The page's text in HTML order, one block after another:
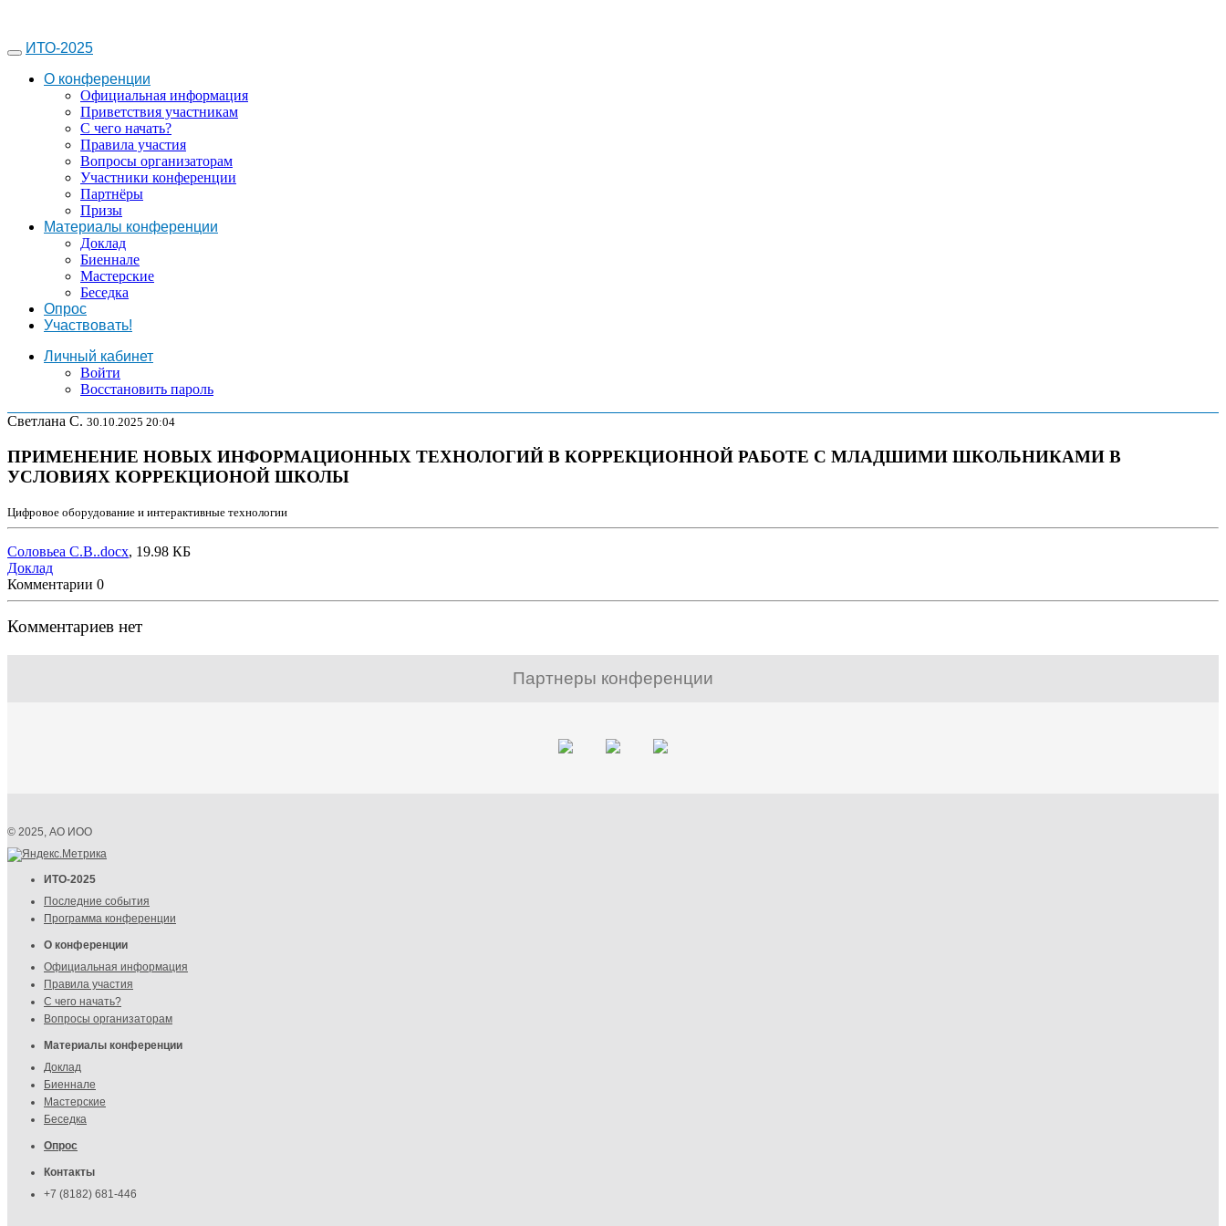
ИТО-2025
О конференции
Официальная информация
Приветствия участникам
С чего начать?
Правила участия
Вопросы организаторам
Участники конференции
Партнёры
Призы
Материалы конференции
Доклад
Биеннале
Мастерские
Беседка
Опрос
Участвовать!
Личный кабинет
Войти
Восстановить пароль
Светлана С. 30.10.2025 20:04
ПРИМЕНЕНИЕ НОВЫХ ИНФОРМАЦИОННЫХ ТЕХНОЛОГИЙ В КОРРЕКЦИОННОЙ РАБОТЕ С МЛАДШИМИ ШКОЛЬНИКАМИ В
УСЛОВИЯХ КОРРЕКЦИОНОЙ ШКОЛЫ
Цифровое оборудование и интерактивные технологии
Соловьеа С.В..docx, 19.98 КБ
Доклад
Комментарии 0
Комментариев нет
Партнеры конференции
© 2025, АО ИОО
ИТО-2025
Последние события
Программа конференции
О конференции
Официальная информация
Правила участия
С чего начать?
Вопросы организаторам
Материалы конференции
Доклад
Биеннале
Мастерские
Беседка
Опрос
Контакты
+7 (8182) 681-446